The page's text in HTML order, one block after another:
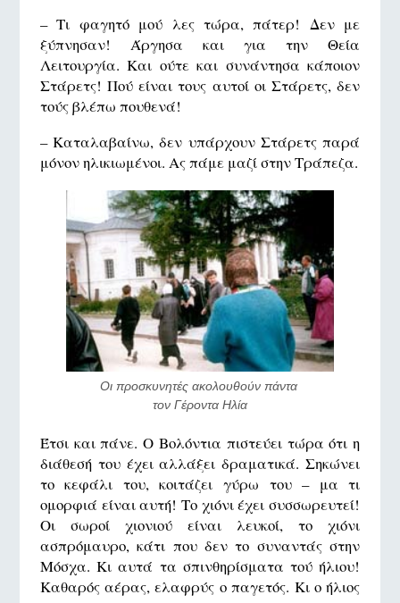
– Τι φαγητό μού λες τώρα, πάτερ! Δεν με
ξύπνησαν! Άργησα και για την Θεία
Λειτουργία. Και ούτε και συνάντησα κάποιον
Στάρετς! Πού είναι τους αυτοί οι Στάρετς, δεν
τούς βλέπω πουθενά!
– Καταλαβαίνω, δεν υπάρχουν Στάρετς παρά
μόνον ηλικιωμένοι. Ας πάμε μαζί στην Τράπεζα.
Οι προσκυνητές ακολουθούν πάντα
τον Γέροντα Ηλία
Έτσι και πάνε. Ο Βολόντια πιστεύει τώρα ότι η
διάθεσή του έχει αλλάξει δραματικά. Σηκώνει
το κεφάλι του, κοιτάζει γύρω του – μα τι
ομορφιά είναι αυτή! Το χιόνι έχει συσσωρευτεί!
Οι σωροί χιονιού είναι λευκοί, το χιόνι
ασπρόμαυρο, κάτι που δεν το συναντάς στην
Μόσχα. Κι αυτά τα σπινθηρίσματα τού ήλιου!
Καθαρός αέρας, ελαφρύς ο παγετός. Κι ο ήλιος